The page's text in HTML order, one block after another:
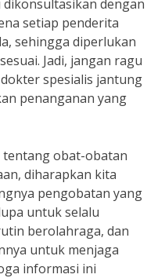
dengan
setiap penderita
sehingga diperlukan
Jadi, jangan ragu
spesialis jantung
penanganan yang
tentang obat-obatan
diharapkan kita
pengobatan yang
untuk selalu
berolahraga, dan
untuk menjaga
informasi ini